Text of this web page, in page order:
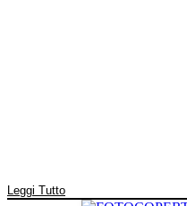
Leggi Tutto